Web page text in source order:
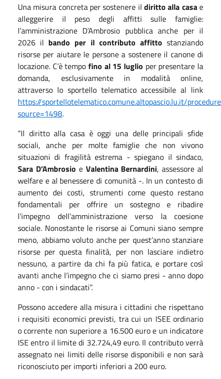
Una misura concreta per sostenere il diritto alla casae
alleggerire il peso degli affitti sulle famiglie:
l’amministrazione D’Ambrosio pubblica anche per il
2026 il bando per il contributo affitto stanziando
risorse per aiutare le persone a sostenere il canone di
locazione. C’è tempo fino al 15 luglio per presentare la
domanda, esclusivamente in modalità online,
attraverso lo sportello telematico accessibile al link
https://sportellotelematico.comune.altopascio.lu.it/
source=1498.
“Il diritto alla casa è oggi una delle principali sfide
sociali, anche per molte famiglie che non vivono
situazioni di fragilità estrema - spiegano il sindaco,
Sara D’Ambrosio e Valentina Bernardini, assessore al
welfare e al benessere di comunità -. In un contesto di
aumento dei costi, strumenti come questo restano
fondamentali per offrire un sostegno e ribadire
l’impegno dell’amministrazione verso la coesione
sociale. Nonostante le risorse ai Comuni siano sempre
meno, abbiamo voluto anche per quest’anno stanziare
risorse per questa finalità, per non lasciare indietro
nessuno, a partire da chi fa più fatica, e portare così
avanti anche l’impegno che ci siamo presi - anno dopo
anno - con i sindacati”.
Possono accedere alla misura i cittadini che rispettano
i requisiti economici previsti, tra cui un ISEE ordinario
o corrente non superiore a 16.500 euro e un indicatore
ISE entro il limite di 32.724,49 euro. Il contributo verrà
assegnato nei limiti delle risorse disponibili e non sarà
riconosciuto per importi inferiori a 200 euro.